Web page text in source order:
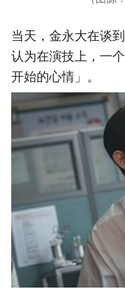
当天，金永大在谈
认为在演技上，一
开始的心情」。